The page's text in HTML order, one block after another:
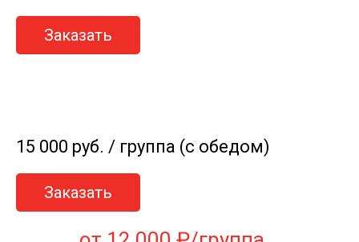
Заказать
15 000 руб. / группа (с обедом)
Заказать